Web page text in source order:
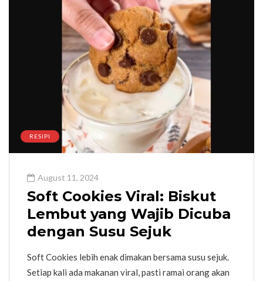
RESIPI
August 11, 2024
Soft Cookies Viral: Biskut
Lembut yang Wajib Dicuba
dengan Susu Sejuk
Soft Cookies lebih enak dimakan bersama susu sejuk.
Setiap kali ada makanan viral, pasti ramai orang akan